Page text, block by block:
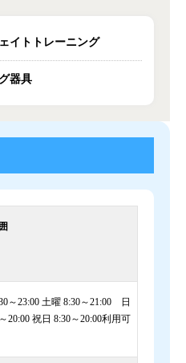
イトトレーニング
器具
～23:00 土曜 8:30～21:00 日
20:00 祝日 8:30～20:00利用可